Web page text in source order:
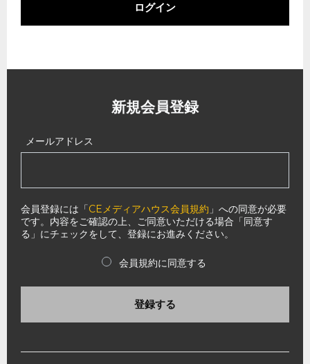
ログイン
新規会員登録
メールアドレス
会員登録には「CEメディアハウス会員規約 」への同意が必要
です。内容をご確認の上、ご同意いただける場合「同意す
る」にチェックをして、登録にお進みください。
会員規約に同意する
登録する